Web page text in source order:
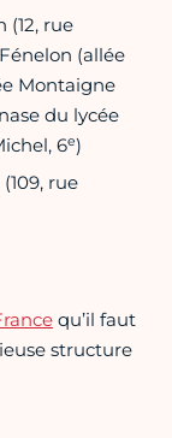
(12, rue
(allée
Montaigne
du lycée
6e)
rue
qu’il faut
structure